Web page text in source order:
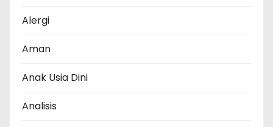
Alergi
Aman
Anak Usia Dini
Analisis